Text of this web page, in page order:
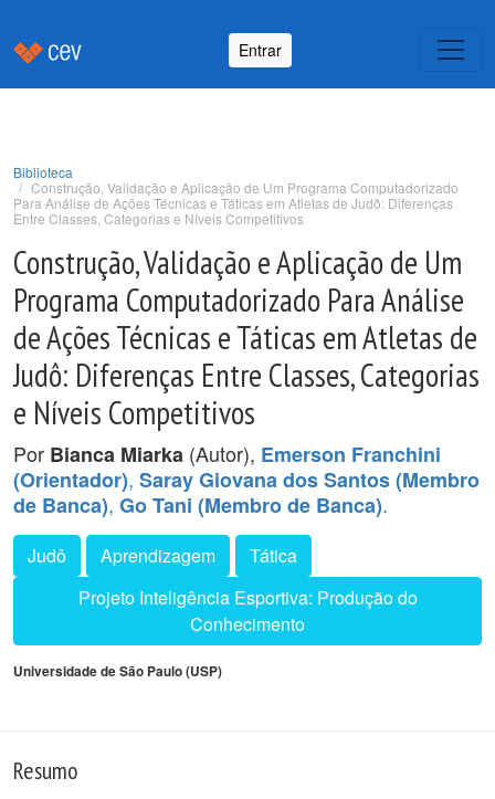
Entrar
Biblioteca
Construção, Validação e Aplicação de Um Programa Computadorizado
Para Análise de Ações Técnicas e Táticas em Atletas de Judô: Diferenças
Entre Classes, Categorias e Níveis Competitivos
Construção, Validação e Aplicação de Um
Programa Computadorizado Para Análise
de Ações Técnicas e Táticas em Atletas de
Judô: Diferenças Entre Classes, Categorias
e Níveis Competitivos
Por Bianca Miarka (Autor), Emerson Franchini
(Orientador), Saray Giovana dos Santos (Membro
de Banca), Go Tani (Membro de Banca).
Judô Aprendizagem
Tática
Projeto Inteligência Esportiva: Produção do
Conhecimento
Universidade de São Paulo (USP)
Resumo